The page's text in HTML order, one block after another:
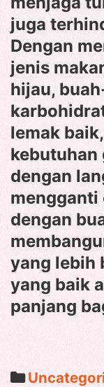
juga
Dengan
jenis
hijau,
lemak
kebutuhan
dengan
mengganti
dengan
yang lebih
yang baik
panjang
Categories